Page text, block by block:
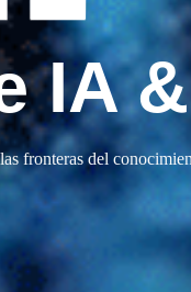
IA
fronteras del